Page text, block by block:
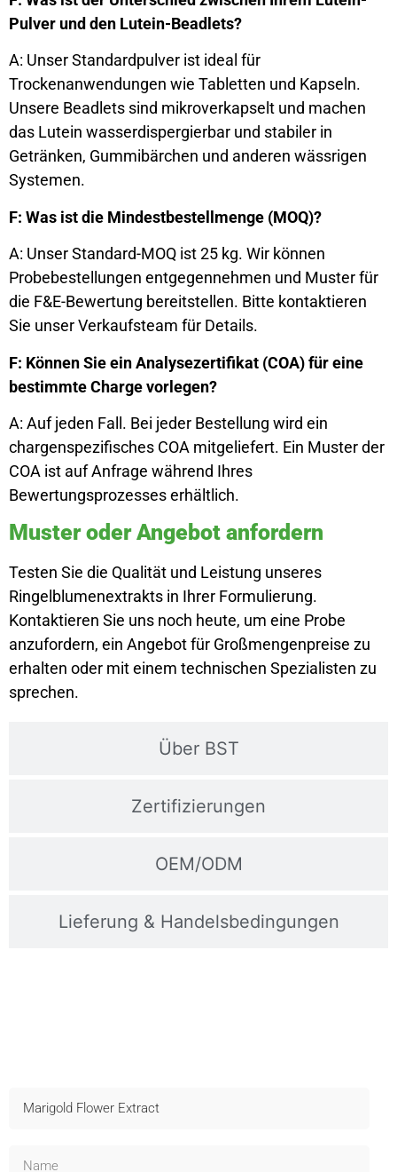
Über BST
Zertifizierungen
OEM/ODM
Lieferung & Handelsbedingungen
Pulver und den Lutein-Beadlets?
A: Unser Standardpulver ist ideal für
Trockenanwendungen wie Tabletten und Kapseln.
Unsere Beadlets sind mikroverkapselt und machen
das Lutein wasserdispergierbar und stabiler in
Getränken, Gummibärchen und anderen wässrigen
Systemen.
F: Was ist die Mindestbestellmenge (MOQ)?
A: Unser Standard-MOQ ist 25 kg. Wir können
Probebestellungen entgegennehmen und Muster für
die F&E-Bewertung bereitstellen. Bitte kontaktieren
Sie unser Verkaufsteam für Details.
F: Können Sie ein Analysezertifikat (COA) für eine
bestimmte Charge vorlegen?
A: Auf jeden Fall. Bei jeder Bestellung wird ein
chargenspezifisches COA mitgeliefert. Ein Muster der
COA ist auf Anfrage während Ihres
Bewertungsprozesses erhältlich.
Muster oder Angebot anfordern
Testen Sie die Qualität und Leistung unseres
Ringelblumenextrakts in Ihrer Formulierung.
Kontaktieren Sie uns noch heute, um eine Probe
anzufordern, ein Angebot für Großmengenpreise zu
erhalten oder mit einem technischen Spezialisten zu
sprechen.